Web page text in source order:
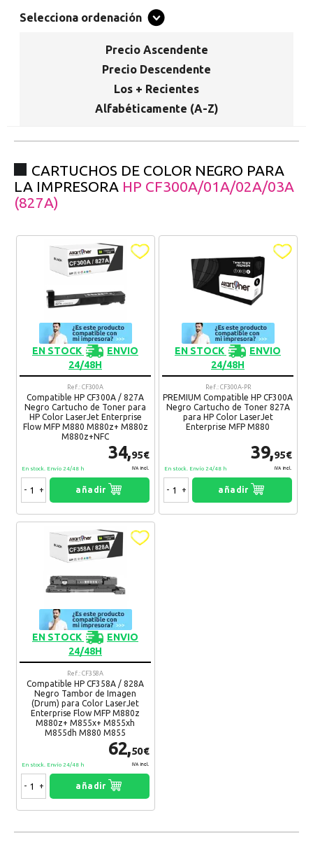
Recibe nuestras promociones y ofertas suscribiéndote a nuestro
Ventajas para miembros
Accede a descuentos exclusivos y ofertas en toda la gama de
consumibles e informática.
registro distribuidor
Selecciona ordenación
Precio Ascendente
Precio Descendente
Los + Recientes
Alfabéticamente (A-Z)
CARTUCHOS DE COLOR NEGRO PARA
LA IMPRESORA HP CF300A/01A/02A/03A
(827A)
EN STOCK
ENVIO
24/48H
Ref.: CF300A
Compatible HP CF300A / 827A
Negro Cartucho de Toner para
HP Color LaserJet Enterprise
Flow MFP M880 M880z+ M880z
M880z+NFC
34,95€
IVA Incl.
En stock. Envío 24/48 h
- + añadir
EN STOCK
ENVIO
24/48H
Ref.: CF300A-PR
PREMIUM Compatible HP CF300A
Negro Cartucho de Toner 827A
para HP Color LaserJet
Enterprise MFP M880
39,95€
IVA Incl.
En stock. Envío 24/48 h
- + añadir
EN STOCK
ENVIO
24/48H
Ref.: CF358A
Compatible HP CF358A / 828A
Negro Tambor de Imagen
(Drum) para Color LaserJet
Enterprise Flow MFP M880z
M880z+ M855x+ M855xh
M855dh M880 M855
62,50€
IVA Incl.
En stock. Envío 24/48 h
- + añadir